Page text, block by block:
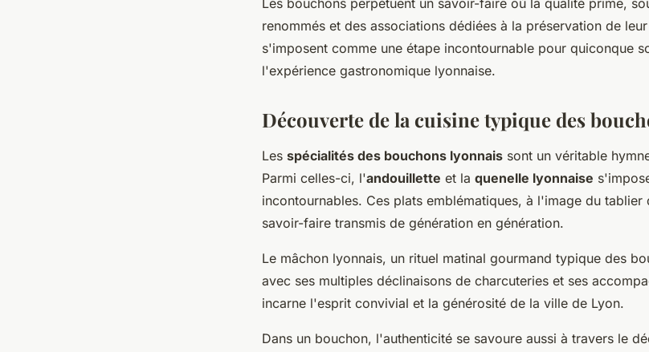
Les bouchons perpétuent un savoir-faire où la qualité prime,
renommés et des associations dédiées à la préservation de
s'imposent comme une étape incontournable pour quiconque
l'expérience gastronomique lyonnaise.
Découverte de la cuisine typique des
Les spécialités des bouchons lyonnais sont un véritable
Parmi celles-ci, l'andouillette et la quenelle lyonnaise
incontournables. Ces plats emblématiques, à l'image du
savoir-faire transmis de génération en génération.
Le mâchon lyonnais, un rituel matinal gourmand typique des
avec ses multiples déclinaisons de charcuteries et ses
incarne l'esprit convivial et la générosité de la ville de Lyon.
Dans un bouchon, l'authenticité se savoure aussi à travers le